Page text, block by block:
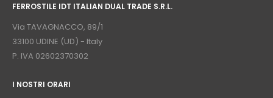
FERROSTILE IDT ITALIAN DUAL TRADE S.R.L.
Via TAVAGNACCO, 89/1
33100 UDINE (UD) - Italy
P. IVA 02602370302
I NOSTRI ORARI